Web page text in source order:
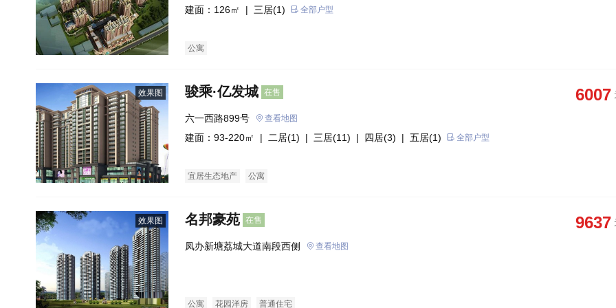
建面：126㎡ | 三居(1) 全部户型
公寓
效果图 骏乘·亿发城 在售 6007
六一西路899号 查看地图
建面：93-220㎡ | 二居(1) | 三居(11) | 四居(3) | 五居(1) 全部户型
宜居生态地产 公寓
效果图 名邦豪苑 在售 9637
凤办新塘荔城大道南段西侧 查看地图
公寓 花园洋房 普通住宅